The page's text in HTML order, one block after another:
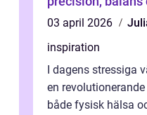
03 april 2026
inspiration
I dagens stressiga
en
både fysisk hälsa